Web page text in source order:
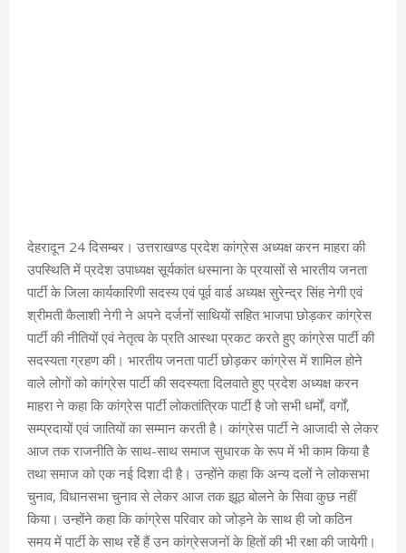
देहरादून 24 दिसम्बर। उत्तराखण्ड प्रदेश कांग्रेस अध्यक्ष करन माहरा की
उपस्थिति में प्रदेश उपाध्यक्ष सूर्यकांत धस्माना के प्रयासों से भारतीय जनता
पार्टी के जिला कार्यकारिणी सदस्य एवं पूर्व वार्ड अध्यक्ष सुरेन्द्र सिंह नेगी एवं
श्रीमती कैलाशी नेगी ने अपने दर्जनों साथियों सहित भाजपा छोड़कर कांग्रेस
पार्टी की नीतियों एवं नेतृत्व के प्रति आस्था प्रकट करते हुए कांग्रेस पार्टी की
सदस्यता ग्रहण की। भारतीय जनता पार्टी छोड़कर कांग्रेस में शामिल होने
वाले लोगों को कांग्रेस पार्टी की सदस्यता दिलवाते हुए प्रदेश अध्यक्ष करन
माहरा ने कहा कि कांग्रेस पार्टी लोकतांत्रिक पार्टी है जो सभी धर्मों, वर्गों,
सम्प्रदायों एवं जातियों का सम्मान करती है। कांग्रेस पार्टी ने आजादी से लेकर
आज तक राजनीति के साथ-साथ समाज सुधारक के रूप में भी काम किया है
तथा समाज को एक नई दिशा दी है। उन्होंने कहा कि अन्य दलों ने लोकसभा
चुनाव, विधानसभा चुनाव से लेकर आज तक झूठ बोलने के सिवा कुछ नहीं
किया। उन्होंने कहा कि कांग्रेस परिवार को जोड़ने के साथ ही जो कठिन
समय में पार्टी के साथ रहेें हैं उन कांग्रेसजनों के हितों की भी रक्षा की जायेगी।